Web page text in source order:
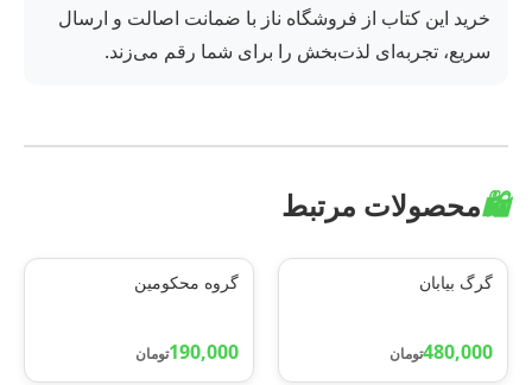
خرید این کتاب از فروشگاه ناز با ضمانت اصالت و ارسال
سریع، تجربه‌ای لذت‌بخش را برای شما رقم می‌زند.
🛍️محصولات مرتبط
گرگ بیابان
480,000تومان
گروه محکومین
190,000تومان